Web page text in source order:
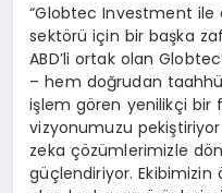
“Globtec Investment ile
sektörü için bir başka
ABD’li ortak olan
– hem doğrudan
işlem gören yenilikçi bir
vizyonumuzu
zeka çözümlerimizle
güçlendiriyor. Ekibimizin